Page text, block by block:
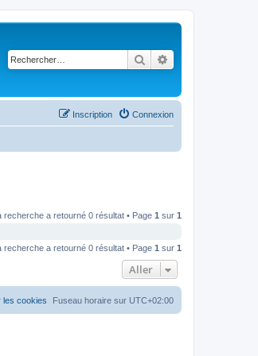
Rechercher
Connexion
Inscription
recherche a retourné 0 résultat • Page 1 sur 1
recherche a retourné 0 résultat • Page 1 sur 1
Aller
Fuseau horaire sur UTC+02:00
les cookies